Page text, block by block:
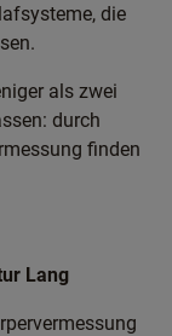
die
als zwei
durch
finden
Lang